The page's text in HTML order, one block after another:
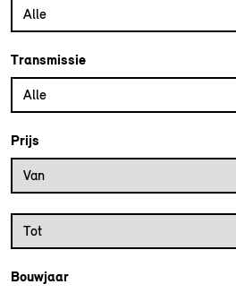
Alle
Transmissie
Alle
Prijs
Prijs vanaf
Van
Prijs tot
Tot
Bouwjaar